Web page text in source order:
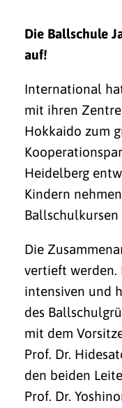
Die Ballschule
auf!
International
mit ihren
Hokkaido zum
Heidelberg
Kindern
Die
vertieft werden.
intensiven und
des
mit dem
Prof. Dr.
den beiden
Prof. Dr.